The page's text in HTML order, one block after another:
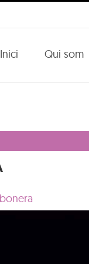
Inici Qui som